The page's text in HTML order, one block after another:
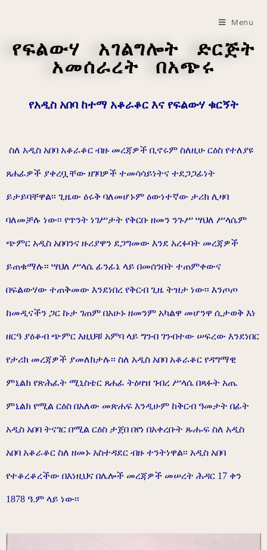
Menu
የፍልውሃ አገልግሎት
ድርጅት
አመሰራረት
በአጭሩ
የአዲስ አበባ ከተማ አቆራቆር እና የፍልውሃ ቁርኝት
ስለ አዲስ አበባ አቆራቆር ብዙ መረጃዎች ቢኖሩም ስለዚሁ ርዕስ የተለያዩ
ጸሐፊዎች ያቀረቧቸው ዘገባዎች ተመሳሳይነትና ተደጋጋፊነት
ይታይባቸዋል፡፡ ጊዜው ዕሩቅ ባለመሆኑም ዕውነተኛው ታሪክ ሊዛባ
ባለመቻሉ ነው፡፡ የጥንት ነገሥታት የቅርቡ ዘመን ንጉሥ ሣህለ ሥላሴም
ጭምር አዲስ አበባንና ዙሪያዋን ደጋግመው እንደ አረፉባት መረጃዎች
ይጠቁማሉ፡፡ ሣህለ ሥላሴ ፊንፊኔ ላይ በመሰንበት ተጠምቀውና
በፍልውሃው ተጠቅመው እንደነበረ የቅርብ ጊዜ ትዝታ ነው፡፡ እንጦጦ
ከመዲናችን ጋር ኩታ ገጠም በአሁኑ ዘመንም አካልዋ መሆንዋ ሲታወቅ እነ
ዘርዓ ያዕቆብ ጭምር እዚህቹ አምባ ላይ ግንብ ገንብተው ሠፍረው እንደነበር
የታሪክ መረጃዎች ያመለክታሉ፡፡ ስለ አዲስ አበባ አቆራቆር የዳግማዊ
ምኒልክ የጽሕፈት ሚኒስቴር ጸሐፊ ትዕዛዝ ገብረ ሥላሴ በጻፉት አጤ
ምኒልክ የሚል ርዕስ በአለው መጽሐፍ እንዲሁም ከቅርብ ዓመታት በፊት
አዲስ አበባ ትናገር በሚል ርዕስ ታጀበ በየነ በአቀረቡት ጹሑፍ ስለ አዲስ
አበባ አቆራቆር ስለ ዘመኑ አስተዳደር ብዙ ተንትነዋል፡፡ አዲስ አበባ
የተቆረቆረችው በእነዚህና በሌሎች መረጃዎች መሠረት ሕዳር 17 ቀን
1878 ዓ.ም ላይ ነው፡፡